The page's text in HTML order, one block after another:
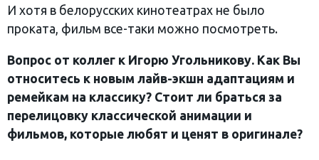
И хотя в белорусских кинотеатрах не было
проката, фильм все-таки можно посмотреть.
Вопрос от коллег к Игорю Угольникову. Как Вы
относитесь к новым лайв-экшн адаптациям и
ремейкам на классику? Стоит ли браться за
перелицовку классической анимации и
фильмов, которые любят и ценят в оригинале?